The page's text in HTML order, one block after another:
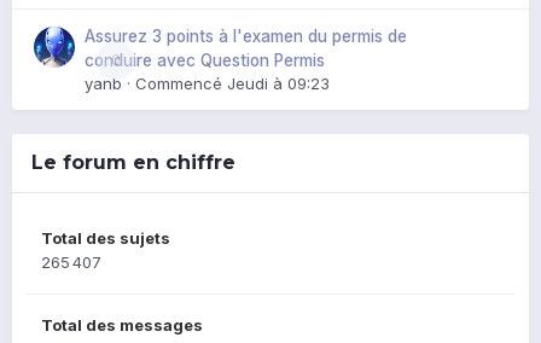
0
Assurez 3 points à l'examen du permis de
conduire avec Question Permis
yanb · Commencé Jeudi à 09:23
Le forum en chiffre
Total des sujets
265 407
Total des messages